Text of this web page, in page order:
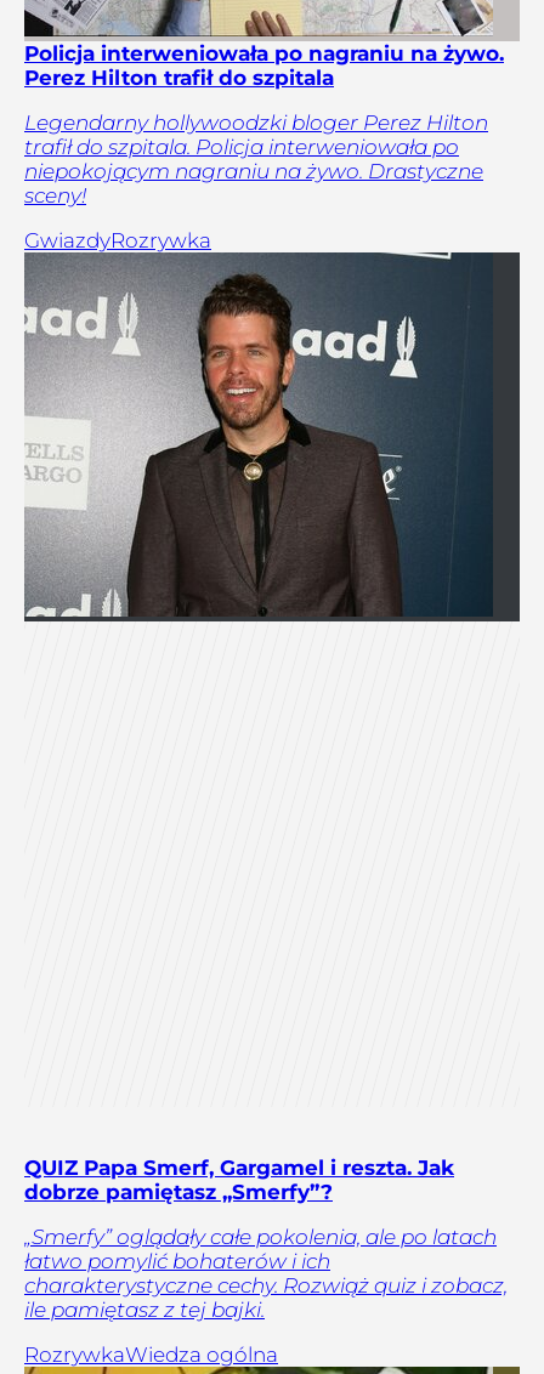
Policja interweniowała po nagraniu na żywo.
Perez Hilton trafił do szpitala
Legendarny hollywoodzki bloger Perez Hilton
trafił do szpitala. Policja interweniowała po
niepokojącym nagraniu na żywo. Drastyczne
sceny!
GwiazdyRozrywka
QUIZ Papa Smerf, Gargamel i reszta. Jak
dobrze pamiętasz „Smerfy”?
„Smerfy” oglądały całe pokolenia, ale po latach
łatwo pomylić bohaterów i ich
charakterystyczne cechy. Rozwiąż quiz i zobacz,
ile pamiętasz z tej bajki.
RozrywkaWiedza ogólna